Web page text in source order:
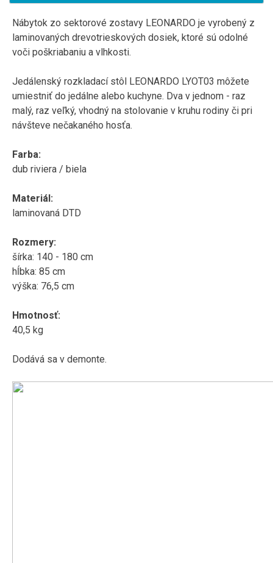
Nábytok zo sektorové zostavy LEONARDO je vyrobený z
laminovaných drevotrieskových dosiek, ktoré sú odolné
voči poškriabaniu a vlhkosti.
Jedálenský rozkladací stôl LEONARDO LYOT03 môžete
umiestniť do jedálne alebo kuchyne. Dva v jednom - raz
malý, raz veľký, vhodný na stolovanie v kruhu rodiny či pri
návšteve nečakaného hosťa.
Farba:
dub riviera / biela
Materiál:
laminovaná DTD
Rozmery:
šírka: 140 - 180 cm
hĺbka: 85 cm
výška: 76,5 cm
Hmotnosť:
40,5 kg
Dodává sa v demonte.